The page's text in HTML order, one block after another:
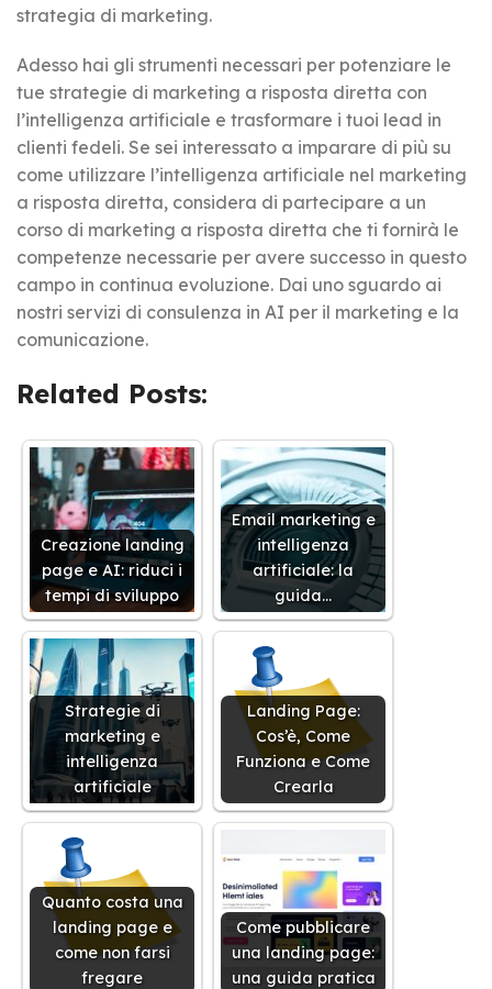
strategia di marketing.
Adesso hai gli strumenti necessari per potenziare le
tue strategie di marketing a risposta diretta con
l’intelligenza artificiale e trasformare i tuoi lead in
clienti fedeli. Se sei interessato a imparare di più su
come utilizzare l’intelligenza artificiale nel marketing
a risposta diretta, considera di partecipare a un
corso di marketing a risposta diretta che ti fornirà le
competenze necessarie per avere successo in questo
campo in continua evoluzione. Dai uno sguardo ai
nostri servizi di consulenza in AI per il marketing e la
comunicazione.
Related Posts:
Creazione landing
page e AI: riduci i
tempi di sviluppo
Email marketing e
intelligenza
artificiale: la
guida…
Strategie di
marketing e
intelligenza
artificiale
Landing Page:
Cos’è, Come
Funziona e Come
Crearla
Quanto costa una
landing page e
come non farsi
fregare
Come pubblicare
una landing page:
una guida pratica